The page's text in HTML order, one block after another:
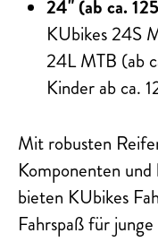
24" (ab ca.
KUbikes 24S
24L MTB (ab
Kinder ab ca.
Mit robusten
Komponenten
bieten KUbikes
Fahrspaß für